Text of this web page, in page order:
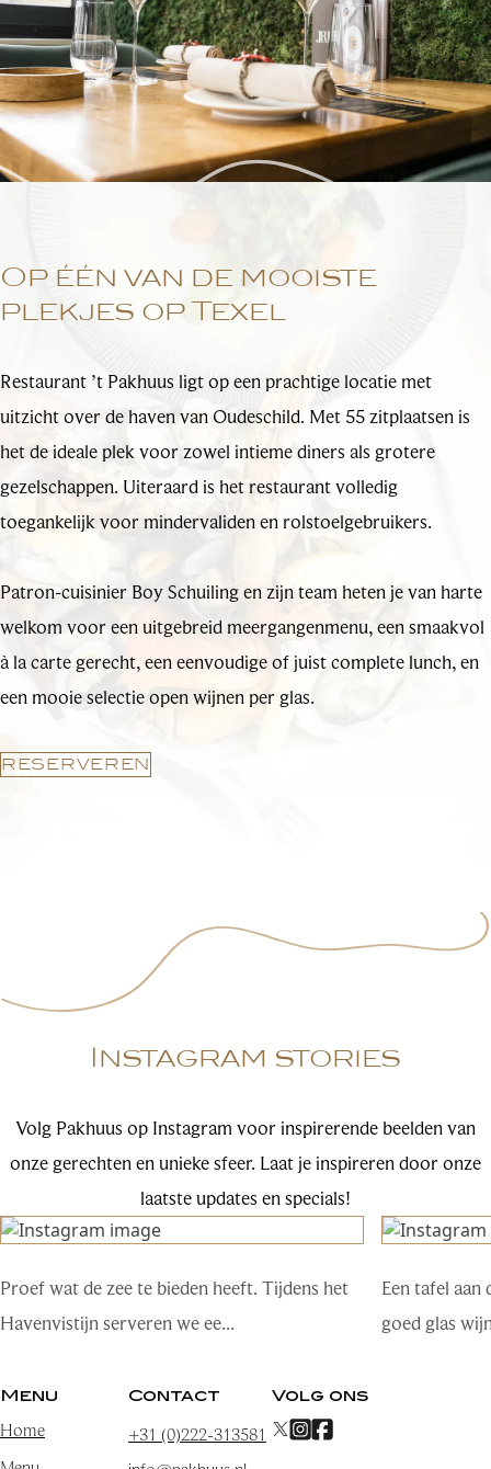
Op één van de mooiste
plekjes op Texel
Restaurant ’t Pakhuus ligt op een prachtige locatie met
uitzicht over de haven van Oudeschild. Met 55 zitplaatsen is
het de ideale plek voor zowel intieme diners als grotere
gezelschappen. Uiteraard is het restaurant volledig
toegankelijk voor mindervaliden en rolstoelgebruikers.
Patron-cuisinier Boy Schuiling en zijn team heten je van harte
welkom voor een uitgebreid meergangenmenu, een smaakvol
à la carte gerecht, een eenvoudige of juist complete lunch, en
een mooie selectie open wijnen per glas.
RESERVEREN
Instagram stories
Volg Pakhuus op Instagram voor inspirerende beelden van
onze gerechten en unieke sfeer. Laat je inspireren door onze
laatste updates en specials!
Proef wat de zee te bieden heeft. Tijdens het
Havenvistijn serveren we ee...
Een tafel aan
goed glas
Menu
Home
Contact
+31 (0)222-313581
Volg ons